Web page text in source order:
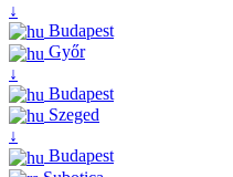
↓
Budapest
Győr
↓
Budapest
Szeged
↓
Budapest